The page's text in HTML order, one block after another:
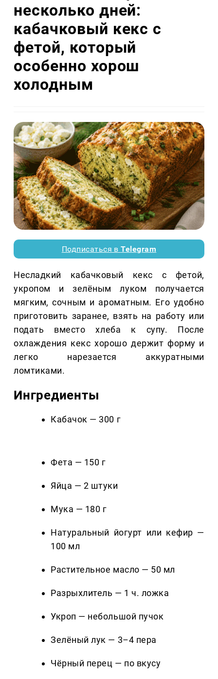
несколько дней:
кабачковый кекс с
фетой, который
особенно хорош
холодным
Подписаться вTelegram
Несладкий кабачковый кекс с фетой,
укропом и зелёным луком получается
мягким, сочным и ароматным. Его удобно
приготовить заранее, взять на работу или
подать вместо хлеба к супу. После
охлаждения кекс хорошо держит форму и
легко нарезается аккуратными
ломтиками.
Ингредиенты
Кабачок — 300 г
Фета — 150 г
Яйца — 2 штуки
Мука — 180 г
Натуральный йогурт или кефир —
100 мл
Растительное масло — 50 мл
Разрыхлитель — 1 ч. ложка
Укроп — небольшой пучок
Зелёный лук — 3–4 пера
Чёрный перец — по вкусу